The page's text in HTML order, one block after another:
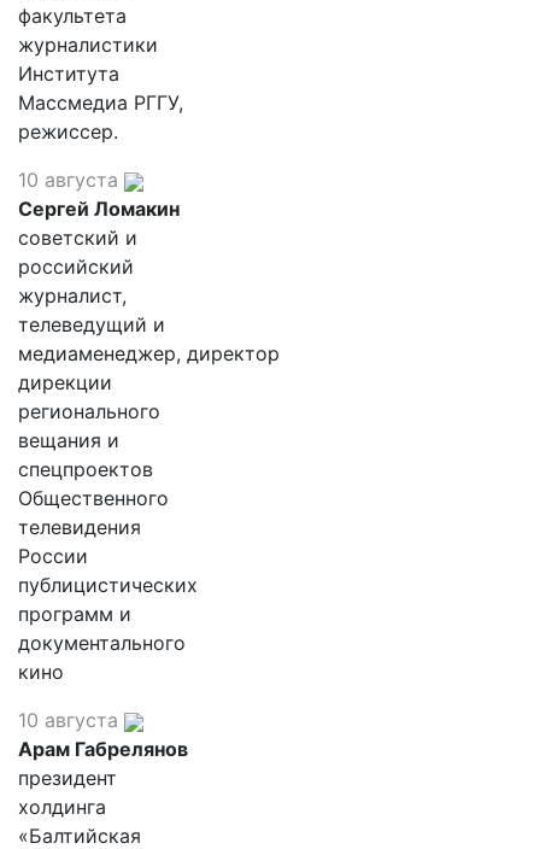
факультета
журналистики
Института
Массмедиа РГГУ,
режиссер.
10 августа
Сергей Ломакин
советский и
российский
журналист,
телеведущий и
медиаменеджер, директор
дирекции
регионального
вещания и
спецпроектов
Общественного
телевидения
России
публицистических
программ и
документального
кино
10 августа
Арам Габрелянов
президент
холдинга
«Балтийская